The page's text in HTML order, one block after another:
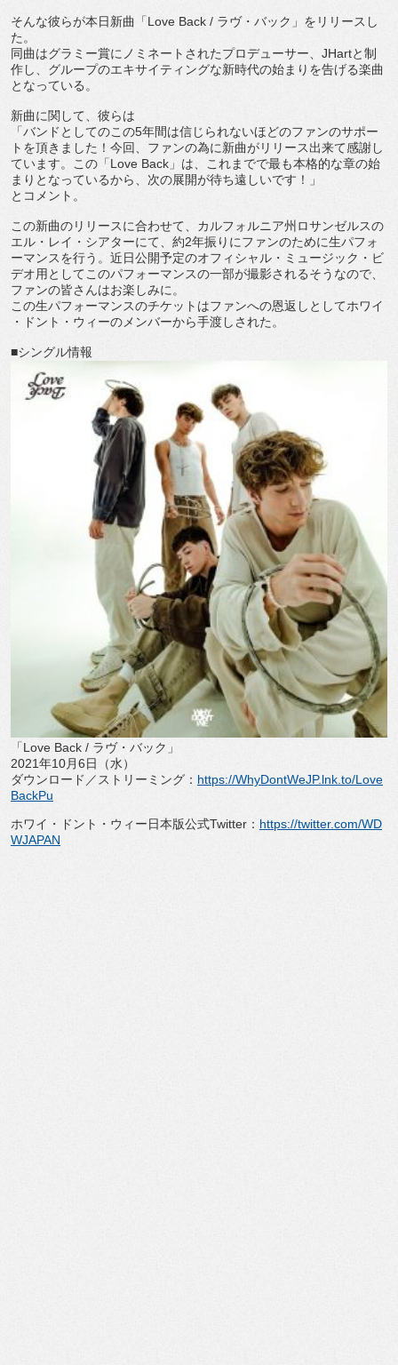
そんな彼らが本日新曲「Love Back / ラヴ・バック」をリリースし
た。
同曲はグラミー賞にノミネートされたプロデューサー、 JHartと制
作し、 グループのエキサイティングな新時代の始まりを告げる楽曲
となっている。
新曲に関して、彼らは
「バンドとしてのこの5年間は信じられないほどのファンのサポー
トを頂きました！今回、 ファンの為に新曲がリリース出来て感謝し
ています。この「Love Back 」は、
これまでで最も本格的な章の始
まりとなっているから、 次の展開が待ち遠しいです！」
とコメント。
この新曲のリリースに合わせて、 カルフォルニア州ロサンゼルスの
エル・レイ・シアターにて、約2年振りにファンのために生パフォ
ーマンスを行う。 近日公開予定のオフィシャル・ミュージック・ ビ
デオ用としてこのパフォーマンスの一部が撮影されるそうなので
ファンの皆さんはお楽しみに。
この生パフォーマンスのチケットはファンへの恩返しとしてホワイ
・ドント・ウィーのメンバーから手渡しされた。
■シングル情報
「Love Back / ラヴ・バック」
2021年10月6日（水）
ダウンロード／ストリーミング： https://WhyDontWeJP.lnk.to/Love
BackPu
ホワイ・ドント・ウィー日本版公式Twitter ： https://twitter.com/WD
WJAPAN